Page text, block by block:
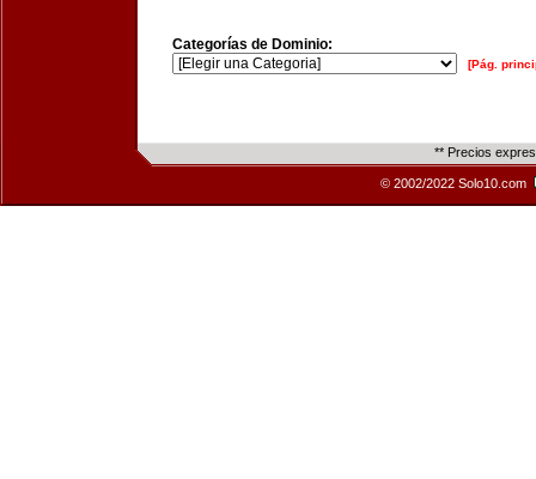
Categorías de Dominio:
[Pág.
** Precios
© 2002/2022 Solo10.com